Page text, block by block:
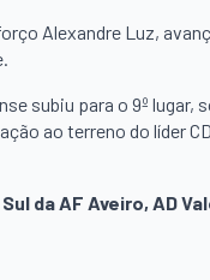
Alexandre Luz,
subiu para o 9º
ao terreno do líder
Sul da AF Aveiro, AD